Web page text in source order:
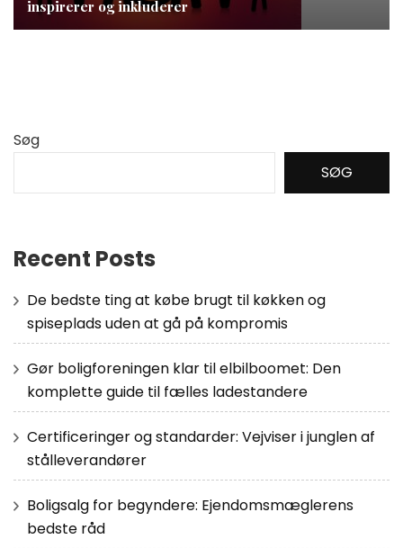
inspirerer og inkluderer
Søg
SØG
Recent Posts
De bedste ting at købe brugt til køkken og
spiseplads uden at gå på kompromis
Gør boligforeningen klar til elbilboomet: Den
komplette guide til fælles ladestandere
Certificeringer og standarder: Vejviser i junglen af
stålleverandører
Boligsalg for begyndere: Ejendomsmæglerens
bedste råd